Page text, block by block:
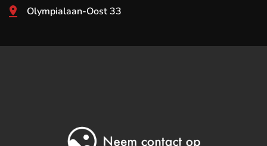
Olympialaan-Oost 33